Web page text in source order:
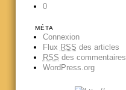
0
MÉTA
Connexion
Flux RSS des articles
RSS des commentaires
WordPress.org